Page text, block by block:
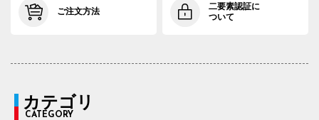
ご注文方法
二要素認証に
ついて
カテゴリ
CATEGORY